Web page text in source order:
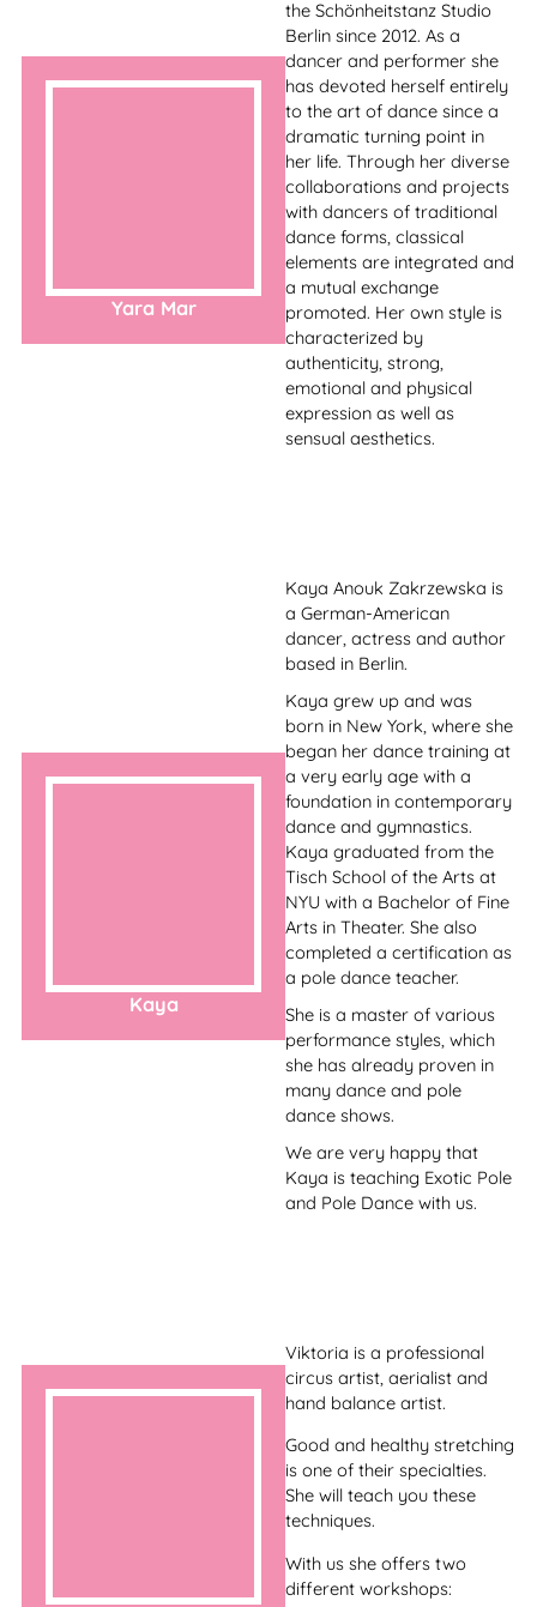
Garon
Garon unterrichtet Pole
Dance bereits seit 8 Jahren.
Er ist ein hochqualifizierter,
erfahrener Personal Fitness-
Trainer und unterrichtet
Pole Dance und Calisthenics
Training. Seit 2019
unterrichtet er für das
Schönheitstanz Studio und
hat an vielen Pole Dance
Wettbewerben in Südafrika
teilgenommen und viele
Preise in den Kategorien
Einzel- und Doppelleistung
gewonnen. Garon erhielt
auch eine
Ehrenmitgliedschaft in der
“Dance Master’s Association
Alex is from Israel and
started rhythmic
gymnastics as a child. She
studied Contemporary
Dance in Tel Aviv and has 8
years of experience as a
pole dance and
choreography teacher. In
addition, the warm-hearted
Alex did an intensive yoga
instructor training in India.
She describes Pole Dance
as her great love, as it gives
her the opportunity to
express herself freely. Her
specialties are Exotic and
Furthermore Alex is a
trained beauty dance basic
course trainer for all levels
and speaks German, English
and Hebrew.
nur durch die Geburt ihrer
Tochter kurz von der Stange
zu kriegen. Von diesem
schönen Ereignis inspiriert
und auf der Suche nach der
eigenen Weiblichkeit kam
sie zum Schönheitstanz
Studio und lernte dass man
Pole Dance und Burlesque
zu “Polesque” verbinden